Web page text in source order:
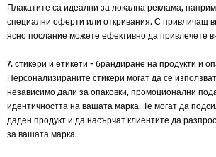
Плакатите са идеални за локална реклама,
специални оферти или откривания. С привличащ
ясно послание можете ефективно да привлечете
7. стикери и етикети - брандиране на продукти и
Персонализираните стикери могат да се
независимо дали за опаковки, промоционални
идентичността на вашата марка. Те могат да
даден продукт и да насърчат клиентите да
за вашата марка.